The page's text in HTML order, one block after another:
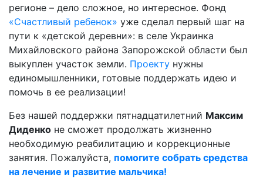
регионе – дело сложное, но интересное. Фонд
«Счастливый ребенок» уже сделал первый шаг на
пути к «детской деревни»: в селе Украинка
Михайловского района Запорожской области был
выкуплен участок земли. Проекту нужны
единомышленники, готовые поддержать идею и
помочь в ее реализации!
Без нашей поддержки пятнадцатилетний Максим
Диденко не сможет продолжать жизненно
необходимую реабилитацию и коррекционные
занятия. Пожалуйста, помогите собрать средства
на лечение и развитие мальчика!